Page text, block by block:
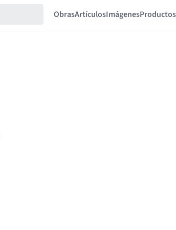
ObrasArtículosImágenesProductos